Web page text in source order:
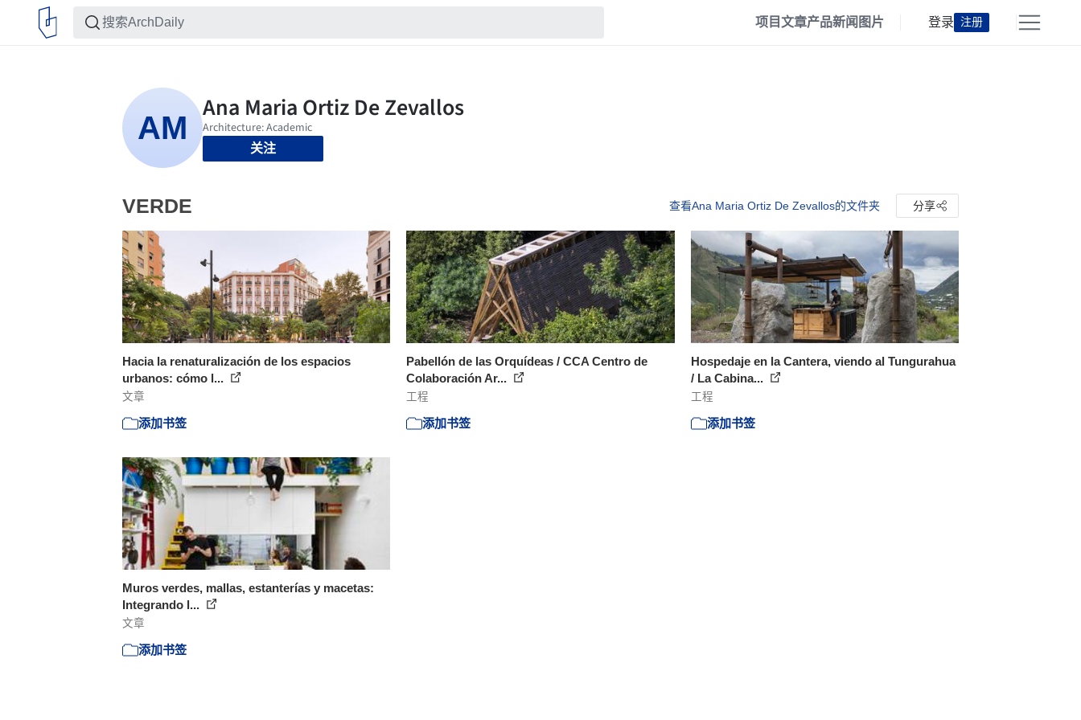
项目文章产品新闻 图片 登录 注册
关注
VERDE 查看Ana Maria Ortiz De Zevallos的文件夹 分享
Hacia la renaturalización de los espacios
urbanos: cómo l...
文章
添加书签
Pabellón de las Orquídeas / CCA Centro de
Colaboración Ar...
工程
添加书签
Hospedaje en la Cantera, viendo al Tungurahua
/ La Cabina...
工程
添加书签
Muros verdes, mallas, estanterías y macetas:
Integrando l...
文章
添加书签